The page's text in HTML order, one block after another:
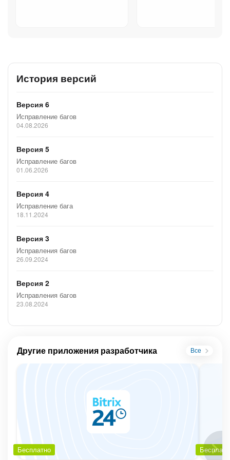
История версий
Версия 6
Исправление багов
04.08.2026
Версия 5
Исправление багов
01.06.2026
Версия 4
Исправление бага
18.11.2024
Версия 3
Исправления багов
26.09.2024
Версия 2
Исправления багов
23.08.2024
Другие приложения разработчика Все
Бесплатно